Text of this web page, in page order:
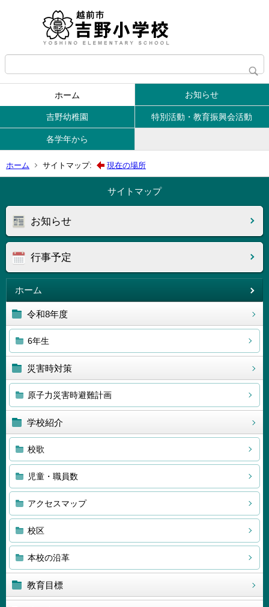
ホーム お知らせ
吉野幼稚園 特別活動・教育振興会活動
各学年から
ホーム サイトマップ: 現在の場所
サイトマップ
お知らせ
行事予定
ホーム
令和8年度
6年生
災害時対策
原子力災害時避難計画
学校紹介
校歌
児童・職員数
アクセスマップ
校区
本校の沿革
教育目標